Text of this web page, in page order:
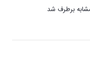
برطرف شد